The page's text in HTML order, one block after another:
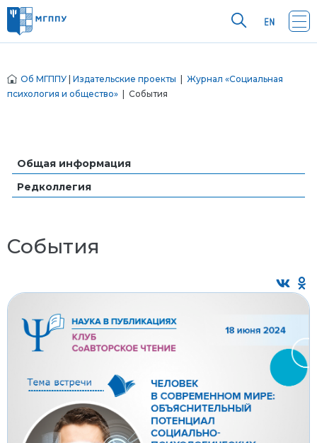
Об МГППУ Издательские проекты
Журнал «Социальная
психология и общество» | События
Общая информация
Редколлегия
События